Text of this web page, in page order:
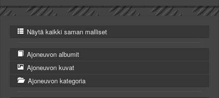
Näytä kaikki saman malliset
Ajoneuvon albumit
Ajoneuvon kuvat
Ajoneuvon kategoria